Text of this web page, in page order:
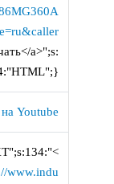
a>";s:
Youtube
www.indu